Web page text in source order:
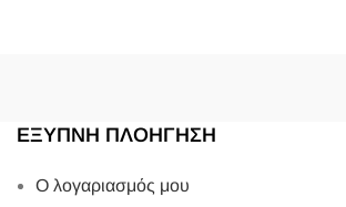
ΕΞΥΠΝΗ ΠΛΟΗΓΗΣΗ
Ο λογαριασμός μου